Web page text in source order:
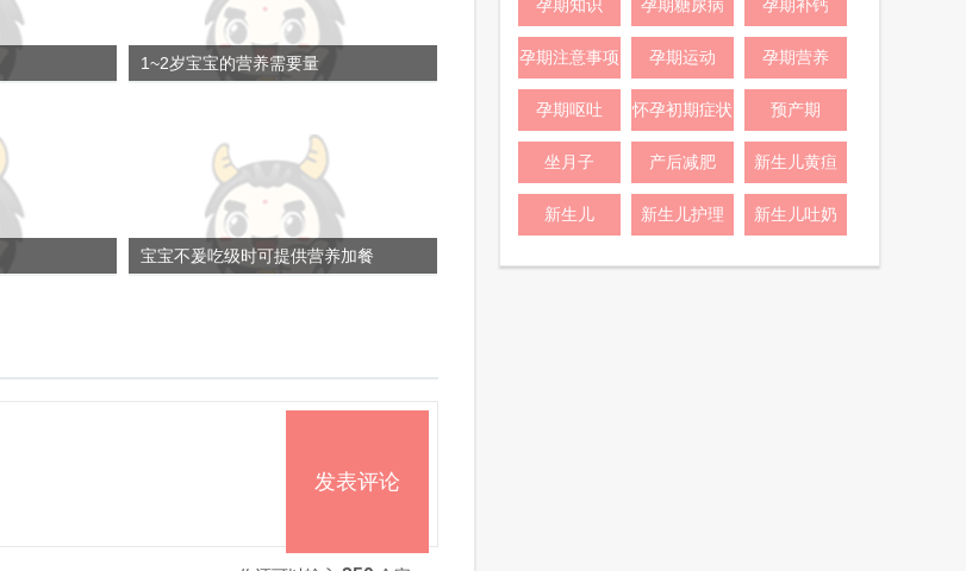
1~2岁宝宝的营养需要量
宝宝不爰吃级时可提供营养加餐
发表评论
孕期知识 孕期糖尿病 孕期补钙
孕期注意事项 孕期运动 孕期营养
孕期呕吐 怀孕初期症状 预产期
坐月子 产后减肥 新生儿黄疸
新生儿 新生儿护理 新生儿吐奶